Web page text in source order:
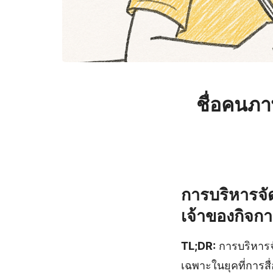
ชื่อคนภา
การบริหาร
เจ้าของกิจก
TL;DR: การบริหา
เฉพาะในยุคที่การ